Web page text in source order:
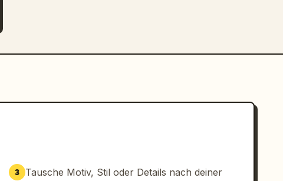
3
Tausche Motiv, Stil oder Details nach deiner